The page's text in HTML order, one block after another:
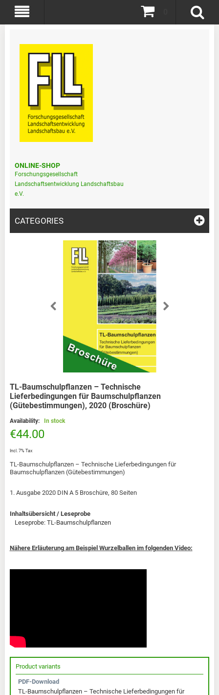
ONLINE-SHOP
Forschungsgesellschaft
Landschaftsentwicklung Landschaftsbau
e.V.
CATEGORIES
TL-Baumschulpflanzen – Technische
Lieferbedingungen für Baumschulpflanzen
(Gütebestimmungen), 2020 (Broschüre)
Availability: In stock
€44.00
Incl. 7% Tax
TL-Baumschulpflanzen – Technische Lieferbedingungen für
Baumschulpflanzen (Gütebestimmungen)
1. Ausgabe 2020 DIN A 5 Broschüre, 80 Seiten
Inhaltsübersicht / Leseprobe
Leseprobe: TL-Baumschulpflanzen
Nähere Erläuterung am Beispiel Wurzelballen im folgenden Video:
Product variants
PDF-Download
TL-Baumschulpflanzen – Technische Lieferbedingungen für